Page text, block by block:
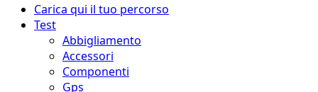
Menu
principale
Carica qui il tuo percorso
Test
Abbigliamento
Accessori
Componenti
Gps